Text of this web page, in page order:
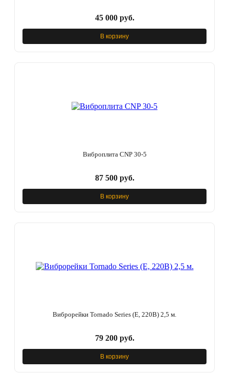
45 000 руб.
В корзину
Виброплита CNP 30-5
87 500 руб.
В корзину
Виброрейки Tornado Series (E, 220В) 2,5 м.
79 200 руб.
В корзину